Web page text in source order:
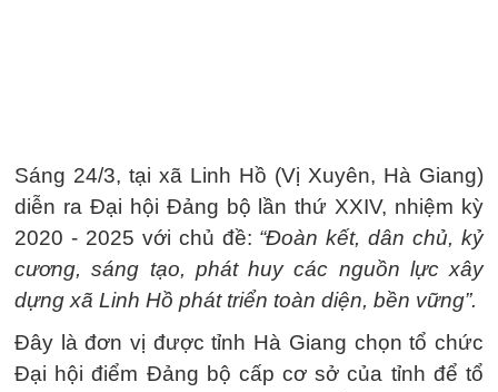
Sáng 24/3, tại xã Linh Hồ (Vị Xuyên, Hà Giang)
diễn ra Đại hội Đảng bộ lần thứ XXIV, nhiệm kỳ
2020 - 2025 với chủ đề: “Đoàn kết, dân chủ, kỷ
cương, sáng tạo, phát huy các nguồn lực xây
dựng xã Linh Hồ phát triển toàn diện, bền vững”.
Đây là đơn vị được tỉnh Hà Giang chọn tổ chức
Đại hội điểm Đảng bộ cấp cơ sở của tỉnh để tổ